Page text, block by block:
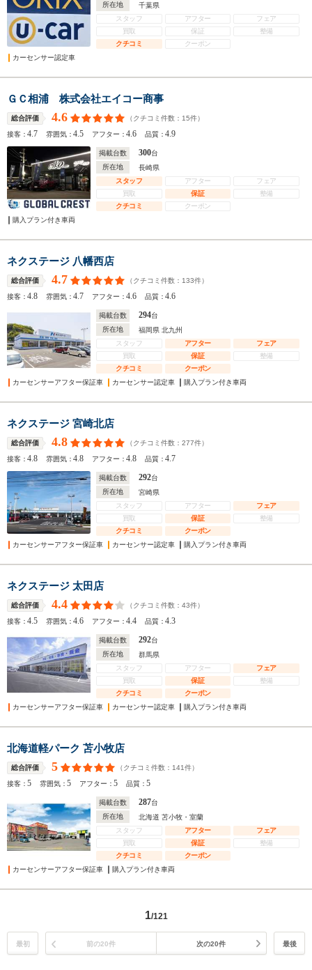
所在地
千葉県
スタッフ
アフター
フェア
買取
保証
整備
クチコミ
クーポン
カーセンサー認定車
ＧＣ相浦 株式会社エイコー商事
総合評価 4.6 （クチコミ件数： 15件）
接客：4.7 雰囲気：4.5 アフター：4.6 品質：4.9
掲載台数 300台
所在地
長崎県
スタッフ
アフター
フェア
買取
保証
整備
クチコミ
クーポン
購入プラン付き車両
ネクステージ 八幡西店
総合評価 4.7 （クチコミ件数： 133件）
接客：4.8 雰囲気：4.7 アフター：4.6 品質：4.6
掲載台数 294台
所在地
福岡県 北九州
スタッフ
アフター
フェア
買取
保証
整備
クチコミ
クーポン
カーセンサーアフター保証車
カーセンサー認定車 購入プラン付き車両
ネクステージ 宮崎北店
総合評価 4.8 （クチコミ件数： 277件）
接客：4.8 雰囲気：4.8 アフター：4.8 品質：4.7
掲載台数 292台
所在地
宮崎県
スタッフ
アフター
フェア
買取
保証
整備
クチコミ
クーポン
カーセンサーアフター保証車
カーセンサー認定車 購入プラン付き車両
ネクステージ 太田店
総合評価 4.4 （クチコミ件数： 43件）
接客：4.5 雰囲気：4.6 アフター：4.4 品質：4.3
掲載台数 292台
所在地
群馬県
スタッフ
アフター
フェア
買取
保証
整備
クチコミ
クーポン
カーセンサーアフター保証車
カーセンサー認定車 購入プラン付き車両
北海道軽パーク 苫小牧店
総合評価 5 （クチコミ件数： 141件）
接客：5 雰囲気：5 アフター：5 品質：5
掲載台数 287台
所在地
北海道 苫小牧・室蘭
スタッフ
アフター
フェア
買取
保証
整備
クチコミ
クーポン
カーセンサーアフター保証車
購入プラン付き車両
1/121
最初 前の20件 次の20件 最後